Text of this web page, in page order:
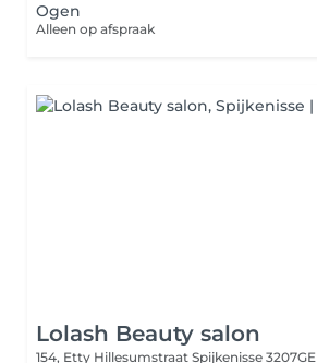
Ogen
Alleen op afspraak
Lolash Beauty salon
154, Etty Hillesumstraat Spijkenisse 3207GE